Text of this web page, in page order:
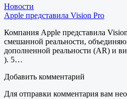
Новости
Apple представила Vision Pro
Компания Apple представила
смешанной реальности,
дополненной реальности (AR) и
). 5…
Добавить комментарий
Для отправки комментария вам